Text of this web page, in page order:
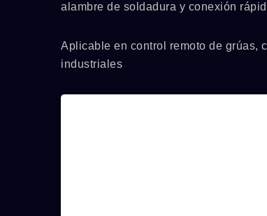
alambre de soldadura y conexión
Aplicable en control remoto de grúas,
industriales